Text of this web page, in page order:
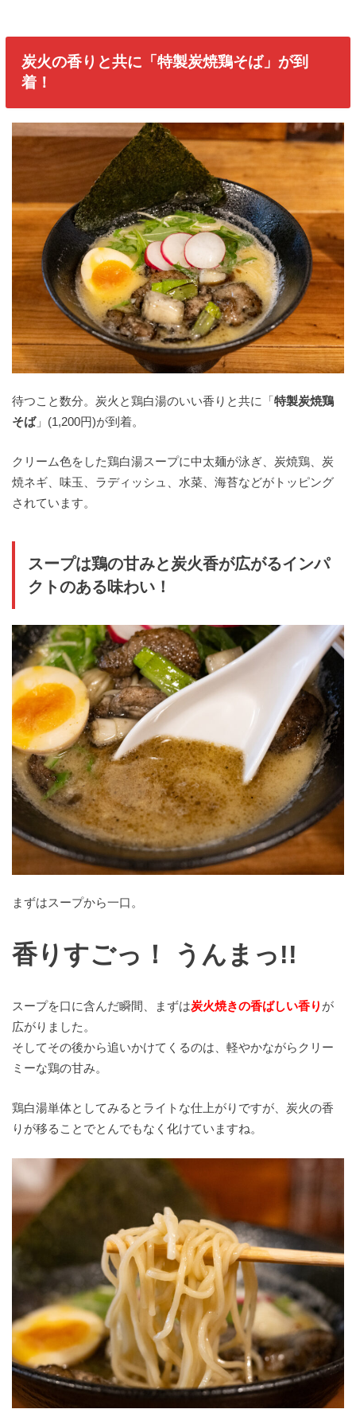
炭火の香りと共に「特製炭焼鶏そば」が到
着！
待つこと数分。炭火と鶏白湯のいい香りと共に「特製炭焼鶏
そば」(1,200円)が到着。
クリーム色をした鶏白湯スープに中太麺が泳ぎ、炭焼鶏、炭
焼ネギ、味玉、ラディッシュ、水菜、海苔などがトッピング
されています。
スープは鶏の甘みと炭火香が広がるインパ
クトのある味わい！
まずはスープから一口。
香りすごっ！ うんまっ!!
スープを口に含んだ瞬間、まずは炭火焼きの香ばしい香り が
広がりました。
そしてその後から追いかけてくるのは、軽やかながらクリー
ミーな鶏の甘み。
鶏白湯単体としてみるとライトな仕上がりですが、炭火の香
りが移ることでとんでもなく化けていますね。